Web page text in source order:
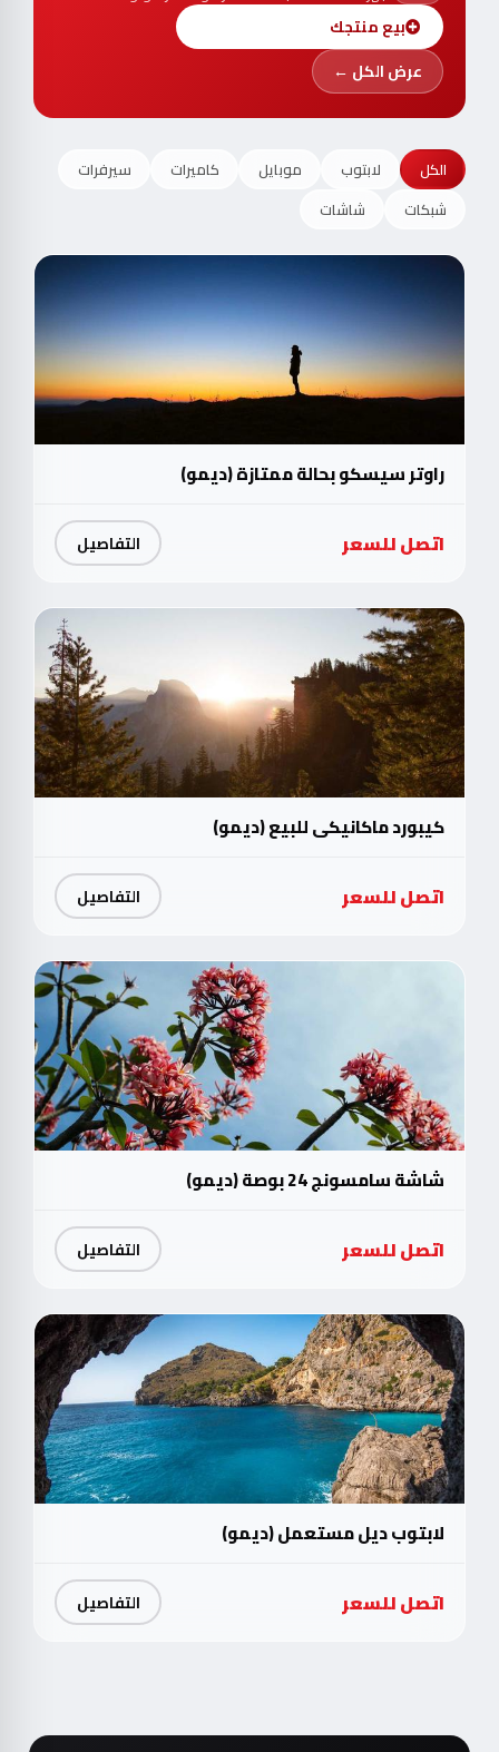
بيع منتجك
عرض الكل ←
الكل لابتوب موبايل كاميرات
سيرفرات
شبكات
شاشات
راوتر سيسكو بحالة ممتازة (ديمو)
اتصل للسعر التفاصيل
كيبورد ماكانيكي للبيع (ديمو)
اتصل للسعر التفاصيل
شاشة سامسونج 24 بوصة (ديمو)
اتصل للسعر التفاصيل
لابتوب ديل مستعمل (ديمو)
اتصل للسعر التفاصيل